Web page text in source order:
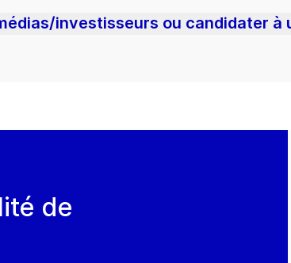
investisseurs ou candidater à
de